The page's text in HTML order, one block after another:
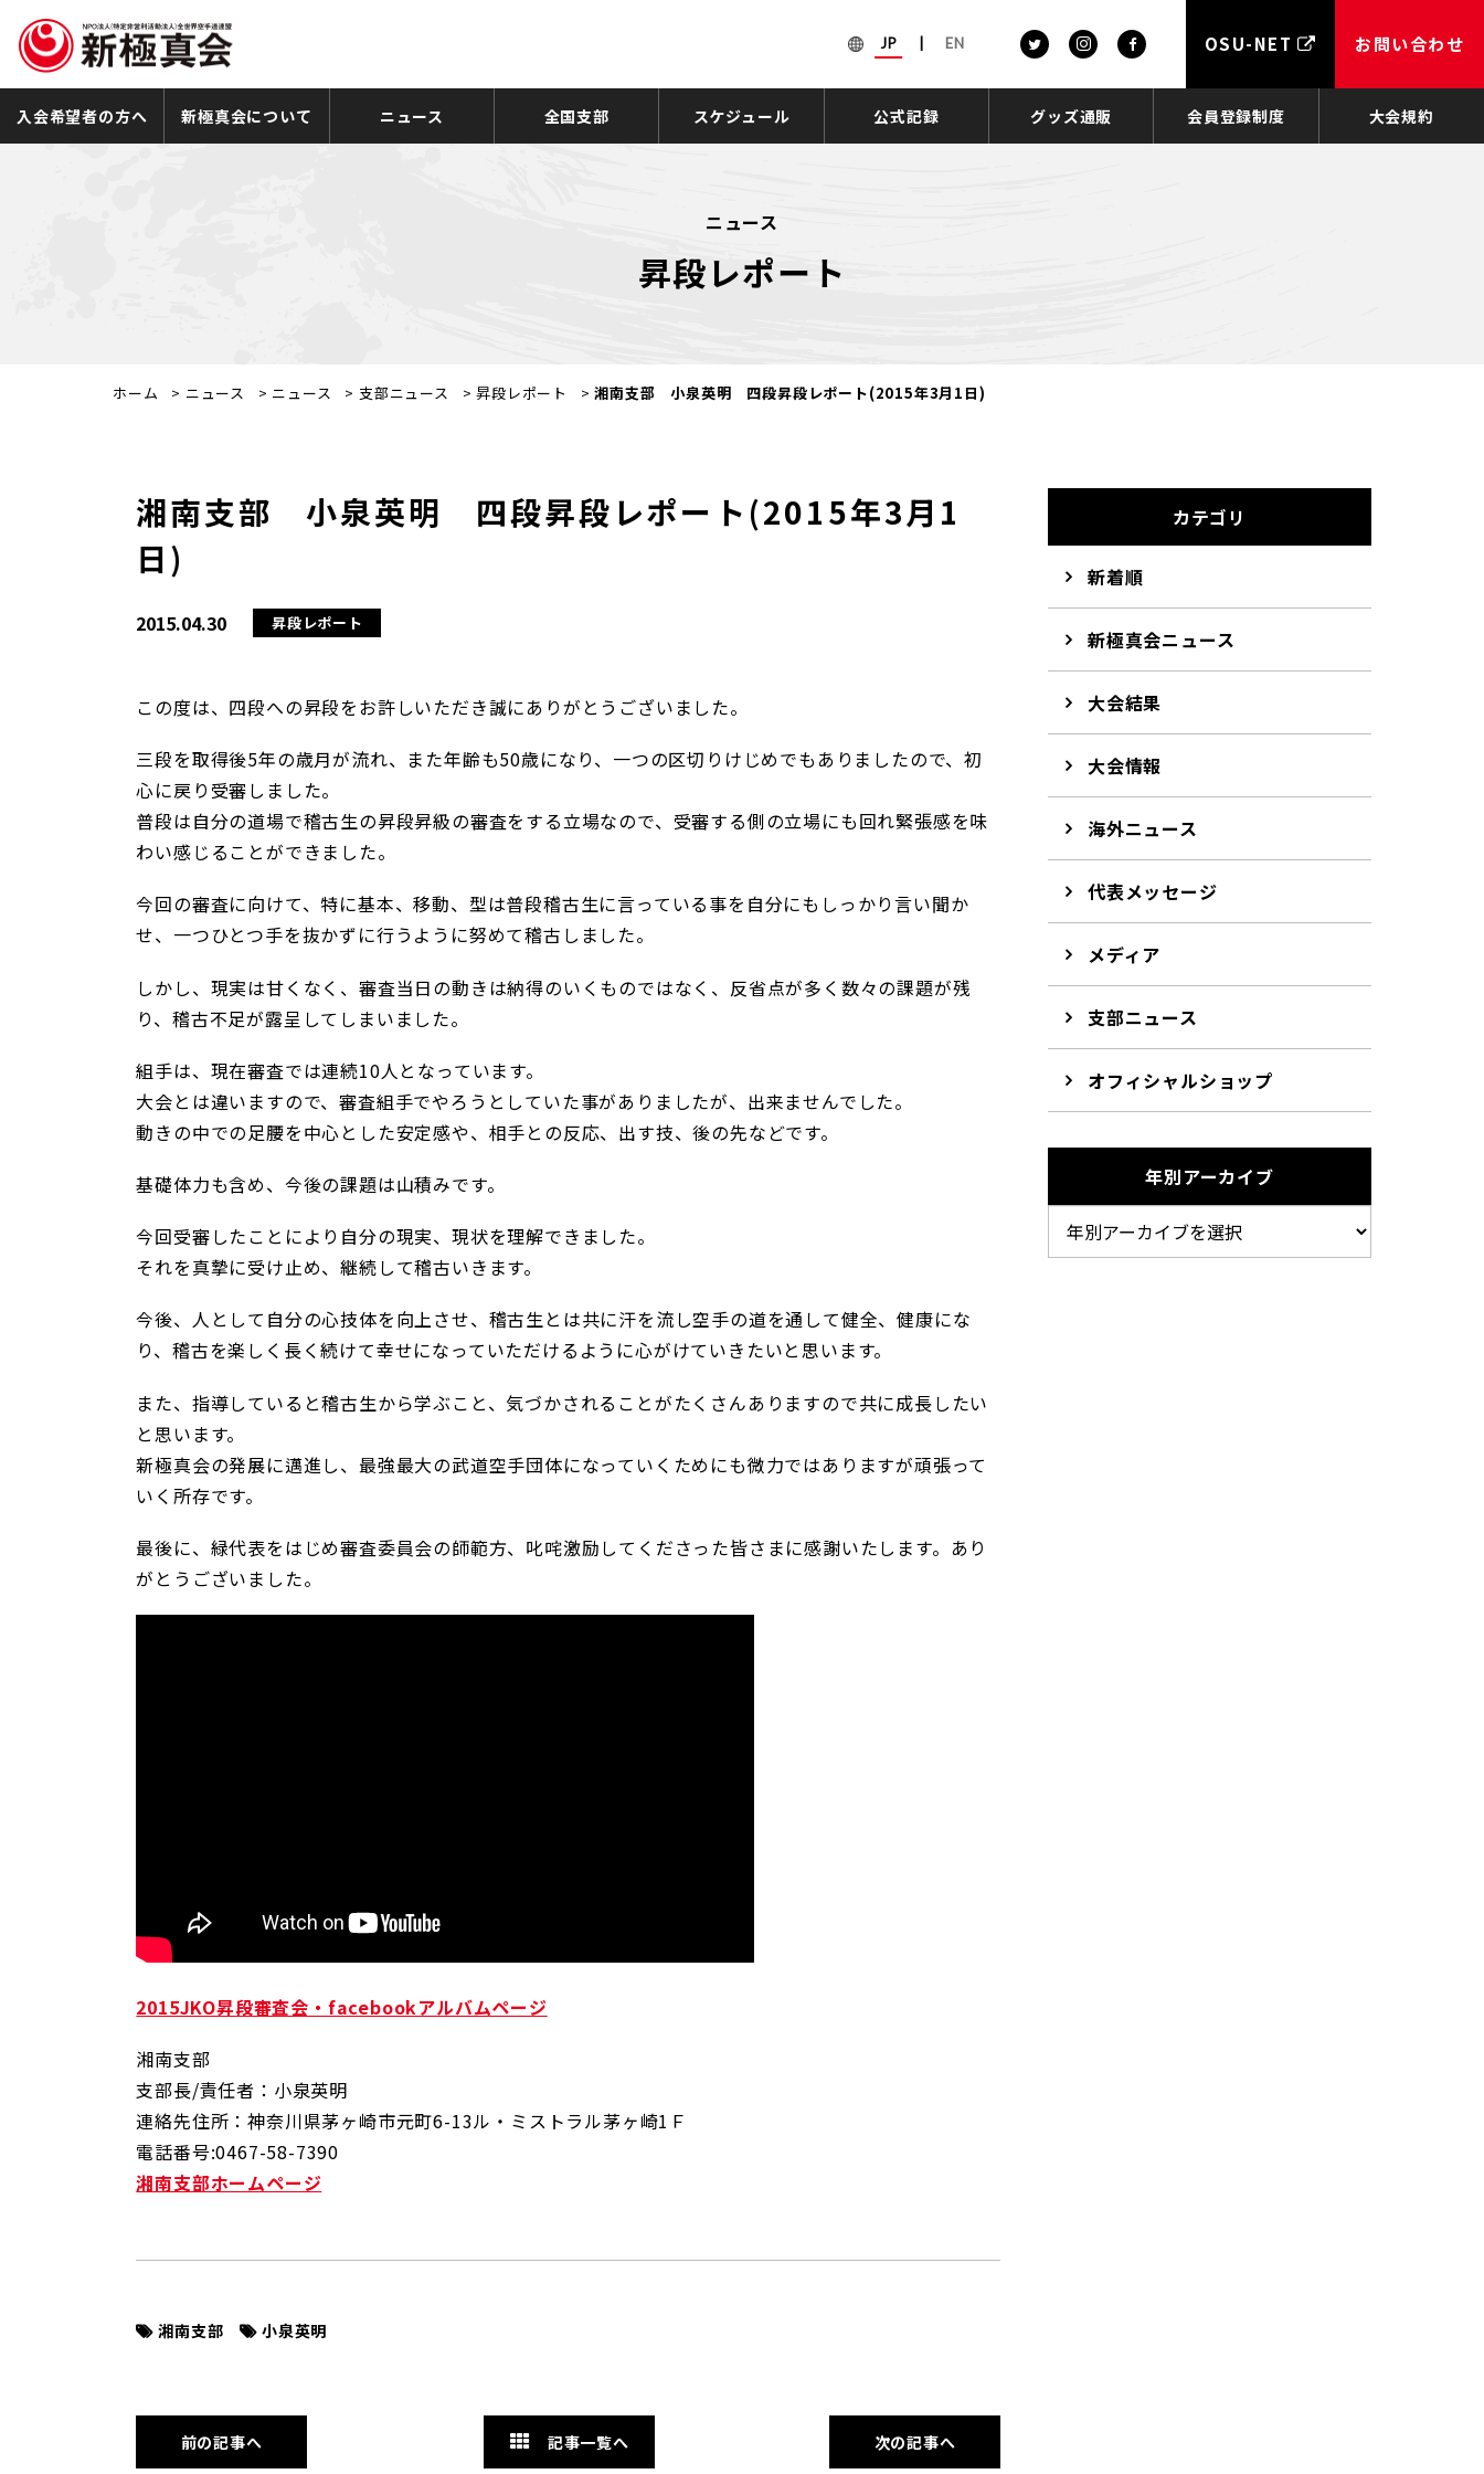
JP EN OSU-NET お問い合わせ
入会希望者の方へ 新極真会について ニュース 全国支部 スケジュール 公式記録 グッズ通販 会員登録制度 大会規約
ニュース
昇段レポート
ホーム > ニュース > ニュース > 支部ニュース >昇段レポート >湘南支部 小泉英明 四段昇段レポート(2015年3月1日)
湘南支部 小泉英明 四段昇段レポート(2015年3月1
日)
2015.04.30 昇段レポート
この度は、四段への昇段をお許しいただき誠にありがとうございました。
三段を取得後5年の歳月が流れ、また年齢も50歳になり、一つの区切りけじめでもありましたので、初
心に戻り受審しました。
普段は自分の道場で稽古生の昇段昇級の審査をする立場なので、受審する側の立場にも回れ緊張感を味
わい感じることができました。
今回の審査に向けて、特に基本、移動、型は普段稽古生に言っている事を自分にもしっかり言い聞か
せ、一つひとつ手を抜かずに行うように努めて稽古しました。
しかし、現実は甘くなく、審査当日の動きは納得のいくものではなく、反省点が多く数々の課題が残
り、稽古不足が露呈してしまいました。
組手は、現在審査では連続10人となっています。
大会とは違いますので、審査組手でやろうとしていた事がありましたが、出来ませんでした。
動きの中での足腰を中心とした安定感や、相手との反応、出す技、後の先などです。
基礎体力も含め、今後の課題は山積みです。
今回受審したことにより自分の現実、現状を理解できました。
それを真摯に受け止め、継続して稽古いきます。
今後、人として自分の心技体を向上させ、稽古生とは共に汗を流し空手の道を通して健全、健康にな
り、稽古を楽しく長く続けて幸せになっていただけるように心がけていきたいと思います。
また、指導していると稽古生から学ぶこと、気づかされることがたくさんありますので共に成長したい
と思います。
新極真会の発展に邁進し、最強最大の武道空手団体になっていくためにも微力ではありますが頑張って
いく所存です。
最後に、緑代表をはじめ審査委員会の師範方、叱咤激励してくださった皆さまに感謝いたします。あり
がとうございました。
2015JKO昇段審査会・facebookアルバムページ
湘南支部
支部長/責任者：小泉英明
連絡先住所：神奈川県茅ヶ崎市元町6-13ル・ミストラル茅ヶ崎1Ｆ
電話番号:0467-58-7390
湘南支部ホームページ
湘南支部 小泉英明
前の記事へ 記事一覧へ 次の記事へ
カテゴリ
新着順
新極真会ニュース
大会結果
大会情報
海外ニュース
代表メッセージ
メディア
支部ニュース
オフィシャルショップ
年別アーカイブ